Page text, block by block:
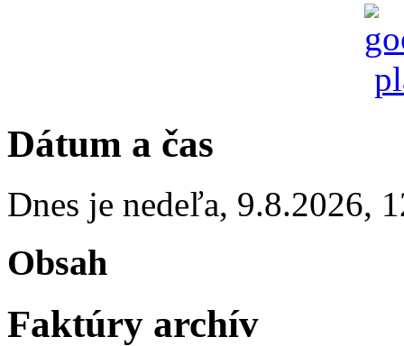
Dátum a čas
Dnes je nedeľa, 9.8.2026,
Obsah
Faktúry archív